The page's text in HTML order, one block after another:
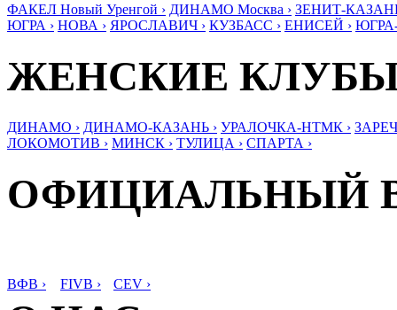
ФАКЕЛ Новый Уренгой › ДИНАМО Москва › ЗЕНИТ-
ЮГРА › НОВА › ЯРОСЛАВИЧ › КУЗБАСС › ЕНИСЕЙ ›
ЖЕНСКИЕ
ДИНАМО › ДИНАМО-КАЗАНЬ › УРАЛОЧКА-НТМК ›
ЛОКОМОТИВ › МИНСК › ТУЛИЦА › СПАРТА ›
ОФИЦИАЛЬНЫЙ
ВФВ › FIVB › CEV ›